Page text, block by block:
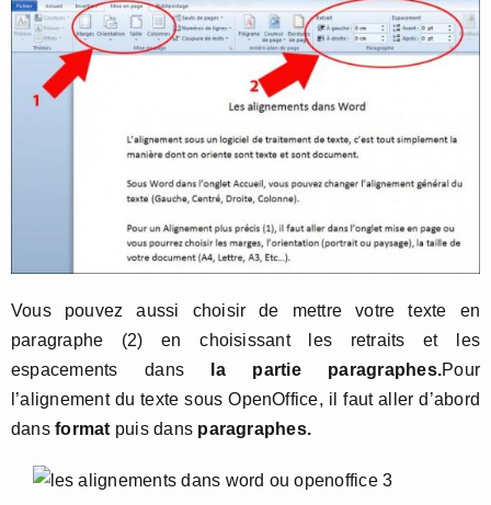
Vous pouvez aussi choisir de mettre votre texte en
paragraphe (2) en choisissant les retraits et les
espacements dans
la partie paragraphes.Pour
l’alignement du texte sous OpenOffice, il faut aller d’abord
dansformatpuis dans paragraphes.